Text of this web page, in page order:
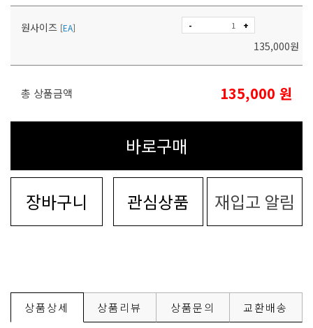
원사이즈 [EA] - +
135,000원
총 상품금액 135,000 원
바로구매
장바구니 관심상품 재입고 알림
상품상세 상품리뷰 상품문의 교환배송